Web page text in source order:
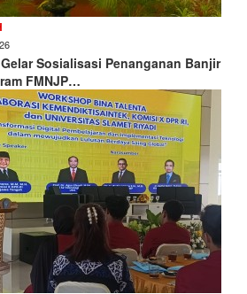
Sosialisasi Penanganan Banjir
FMNJP…